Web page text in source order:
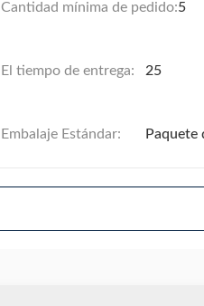
Cantidad mínima de pedido:5
El tiempo de entrega: 25
Embalaje Estándar: Paquete